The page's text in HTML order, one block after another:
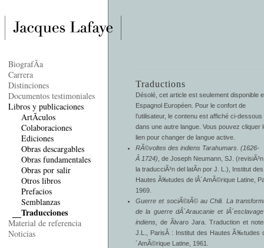
Traductions
Désolé, cet article est seulement disponible
Espagnol Européen . Pour le confort de
l’utilisateur, le contenu est affiché ci-dessous
dans une autre langue. Vous pouvez cliquer
lien pour changer de langue active.
RÃ©voltes des indiens Tarahumars. (1626-
Â 1724) , de Joseph Neumann, SJ.
la traducciÃ³n del latÃ­n por J. L.), Institut des
Hautes Ã‰tudes de lÂ´AmÃ©rique Latine,
1969.
Guerre et sociÃ©tÃ© au Chili. La
de la guerre dÂ´Araucanie et
indiens, de Ãlvaro Jara. Traduction et
J.L., ParisÂ : Institut des Hautes Ã‰tudes
´AmÃ©rique Latine, 1961.
BiografÃ­a
Carrera
Distinciones
Documentos testimoniales
Libros y publicaciones
ArtÃ­culos
Colaboraciones
Ediciones
Obras descargables
Obras fundamentales
Obras por salir
Otros libros
Prefacios
Semblanzas
Traducciones
Material de referencia
Noticias